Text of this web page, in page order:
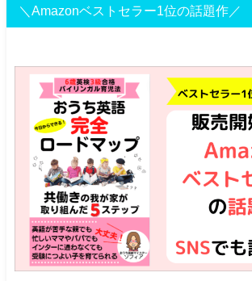
＼Amazonベストセラー1位の話題作／